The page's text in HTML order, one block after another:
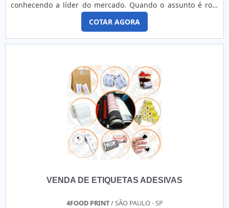
conhecendo a líder do mercado. Quando o assunto é rolo
de ribbon, com a melhor mão de obra da FKX Etiquetas e
Rótulos irá encontrar proteção com produtos de
qualidade.UM POUCO MAIS SOBRE ROLO DE RIBBONHá
muitas maneiras eficientes de demonstrar competência e
COTAR AGORA
VENDA DE ETIQUETAS ADESIVAS
4FOOD PRINT/ SÃO PAULO - SP